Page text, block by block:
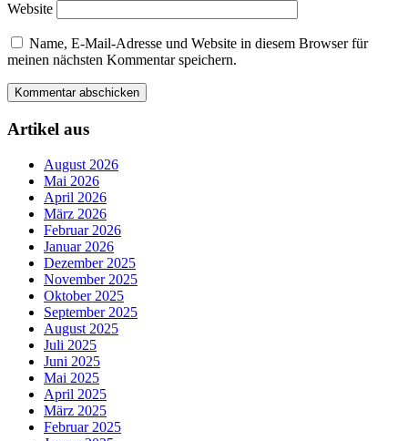
Website
Name, E-Mail-Adresse und Website in diesem Browser für
meinen nächsten Kommentar speichern.
Artikel aus
August 2026
Mai 2026
April 2026
März 2026
Februar 2026
Januar 2026
Dezember 2025
November 2025
Oktober 2025
September 2025
August 2025
Juli 2025
Juni 2025
Mai 2025
April 2025
März 2025
Februar 2025